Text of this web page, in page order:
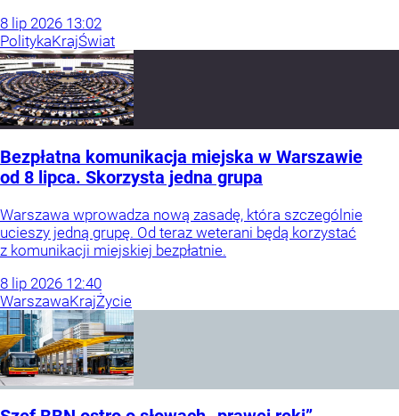
8 lip 2026 13:02
PolitykaKrajŚwiat
Bezpłatna komunikacja miejska w Warszawie
od 8 lipca. Skorzysta jedna grupa
Warszawa wprowadza nową zasadę, która szczególnie
ucieszy jedną grupę. Od teraz weterani będą korzystać
z komunikacji miejskiej bezpłatnie.
8 lip 2026 12:40
WarszawaKrajŻycie